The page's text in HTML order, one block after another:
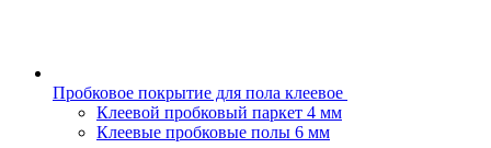
Пробковое покрытие для пола клеевое
Клеевой пробковый паркет 4 мм
Клеевые пробковые полы 6 мм